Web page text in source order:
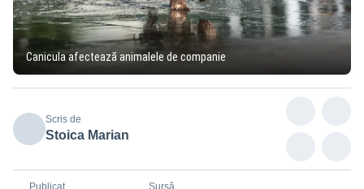
Canicula afectează animalele de companie
Scris de
Stoica Marian
Publicat Sursă